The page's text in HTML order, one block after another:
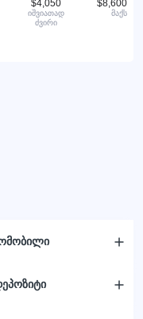
$4,050
იშვიათად
ძვირი
$8,600
მაქს